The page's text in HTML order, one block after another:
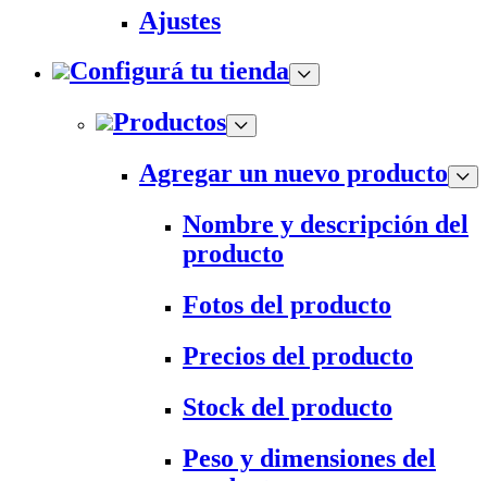
Ajustes
Configurá tu tienda
Productos
Agregar un nuevo producto
Nombre y descripción del
producto
Fotos del producto
Precios del producto
Stock del producto
Peso y dimensiones del